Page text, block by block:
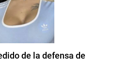
de la defensa de